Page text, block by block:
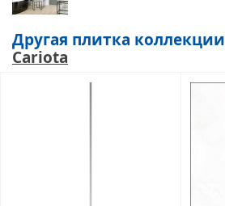
Другая плитка коллекции
Cariota